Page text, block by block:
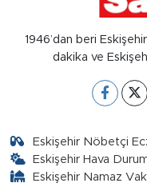
1946’dan beri
dakika ve
Eskişehir Nöbetçi
Eskişehir Hava
Eskişehir Namaz